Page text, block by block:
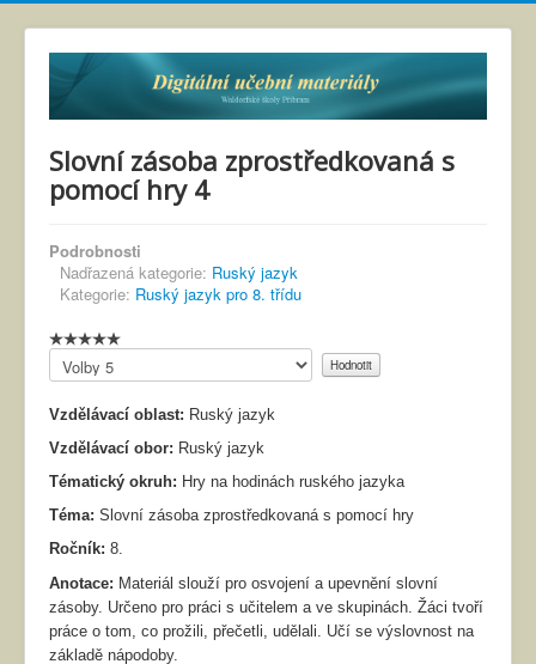
Slovní zásoba zprostředkovaná s
pomocí hry 4
Podrobnosti
Nadřazená kategorie: Ruský jazyk
Kategorie: Ruský jazyk pro 8. třídu
Hodnoťte
prosím
Vzdělávací oblast: Ruský jazyk
Vzdělávací obor: Ruský jazyk
Tématický okruh: Hry na hodinách ruského jazyka
Téma: Slovní zásoba zprostředkovaná s pomocí hry
Ročník: 8.
Anotace: Materiál slouží pro osvojení a upevnění slovní
zásoby. Určeno pro práci s učitelem a ve skupinách. Žáci tvoří
práce o tom, co prožili, přečetli, udělali. Učí se výslovnost na
základě nápodoby.